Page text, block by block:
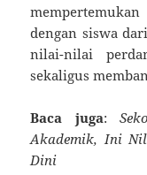
dengan siswa
nilai-nilai
sekaligus
Baca juga:
Akademik, Ini
Dini